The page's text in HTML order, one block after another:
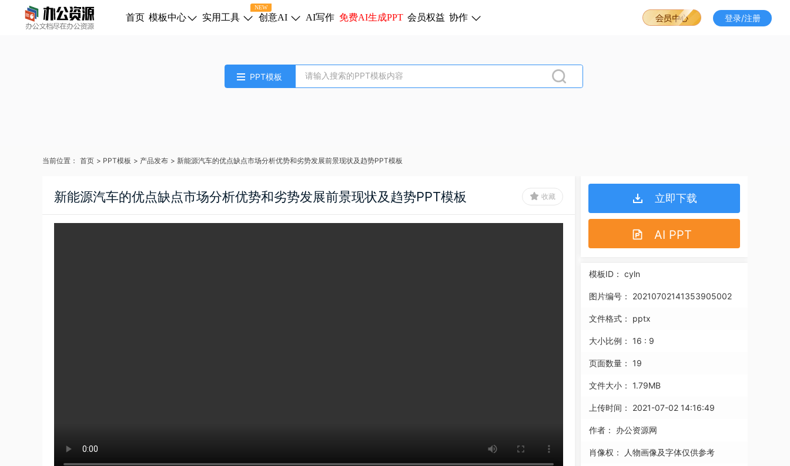
首页 模板中心
NEW
实用工具 创意AI AI写作 免费AI生成PPT 会员权益 协作 登录/注册
PPT模板
当前位置： 首页 > PPT模板 > 产品发布 > 新能源汽车的优点缺点市场分析优势和劣势发展前景现状及趋势PPT模板
新能源汽车的优点缺点市场分析优势和劣势发展前景现状及趋势PPT模板 收藏 立即下载
AI PPT
模板ID： cyln
图片编号： 20210702141353905002
文件格式： pptx
大小比例： 16 : 9
页面数量： 19
文件大小： 1.79MB
上传时间： 2021-07-02 14:16:49
作者： 办公资源网
肖像权： 人物画像及字体仅供参考